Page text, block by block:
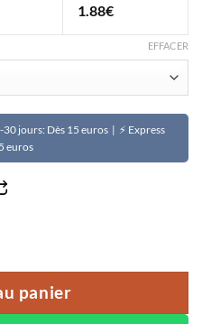
1.88€
EFFACER
jours: Dès 15 euros | ⚡ Express
euros
panier